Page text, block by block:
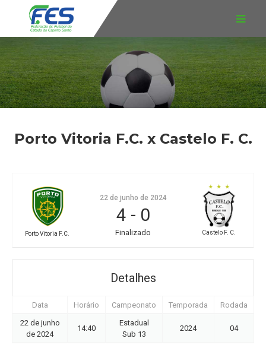
Porto Vitoria F.C. x Castelo F. C.
Porto Vitoria F.C. Castelo F. C.
22 de junho de 2024
4 - 0
Finalizado
Detalhes
Data Horário Campeonato Temporada
Rodada
22 de junho
de 2024
14:40
Estadual
Sub 13
2024 04